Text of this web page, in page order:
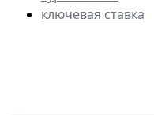
ключевая ставка